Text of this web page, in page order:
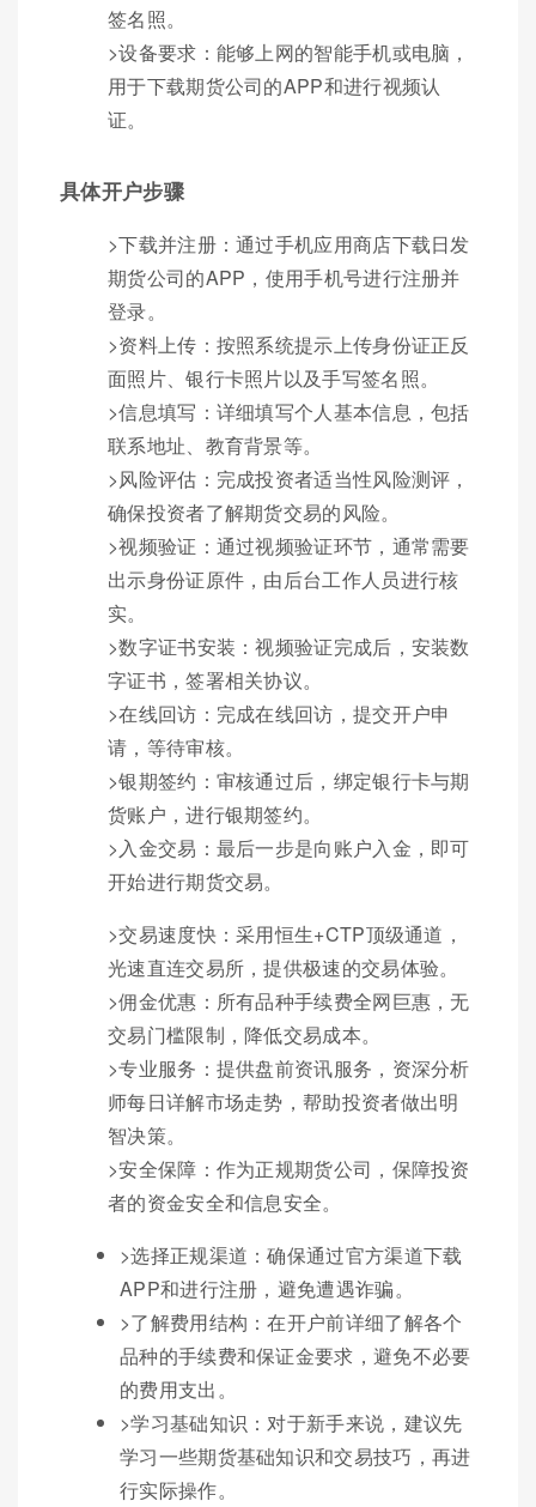
签名照。
>设备要求：能够上网的智能手机或电脑，
用于下载期货公司的APP和进行视频认
证。
具体开户步骤
>下载并注册：通过手机应用商店下载日发
期货公司的APP，使用手机号进行注册并
登录。
>资料上传：按照系统提示上传身份证正反
面照片、银行卡照片以及手写签名照。
>信息填写：详细填写个人基本信息，包括
联系地址、教育背景等。
>风险评估：完成投资者适当性风险测评，
确保投资者了解期货交易的风险。
>视频验证：通过视频验证环节，通常需要
出示身份证原件，由后台工作人员进行核
实。
>数字证书安装：视频验证完成后，安装数
字证书，签署相关协议。
>在线回访：完成在线回访，提交开户申
请，等待审核。
>银期签约：审核通过后，绑定银行卡与期
货账户，进行银期签约。
>入金交易：最后一步是向账户入金，即可
开始进行期货交易。
>交易速度快：采用恒生+CTP顶级通道，
光速直连交易所，提供极速的交易体验。
>佣金优惠：所有品种手续费全网巨惠，无
交易门槛限制，降低交易成本。
>专业服务：提供盘前资讯服务，资深分析
师每日详解市场走势，帮助投资者做出明
智决策。
>安全保障：作为正规期货公司，保障投资
者的资金安全和信息安全。
>选择正规渠道：确保通过官方渠道下载
APP和进行注册，避免遭遇诈骗。
>了解费用结构：在开户前详细了解各个
品种的手续费和保证金要求，避免不必要
的费用支出。
>学习基础知识：对于新手来说，建议先
学习一些期货基础知识和交易技巧，再进
行实际操作。